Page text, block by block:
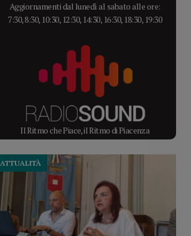
Aggiornamenti dal lunedì al sabato alle ore:
7:30, 8:30, 10:30, 12:30, 14:30, 16:30, 18:30, 19:30
Il Ritmo che Piace, il Ritmo di Piacenza
ATTUALITÀ